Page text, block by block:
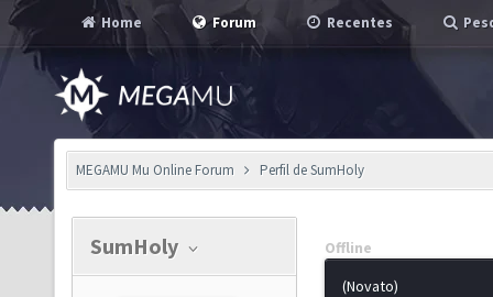
Home Forum Recentes
MEGAMU Mu Online Forum Perfil de SumHoly
SumHoly
Offline
(Novato)